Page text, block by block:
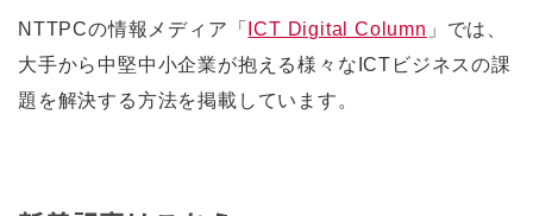
NTTPCの情報メディア「 ICT Digital Column 」では、
大手から中堅中小企業が抱える様々なICTビジネスの課
題を解決する方法を掲載しています。